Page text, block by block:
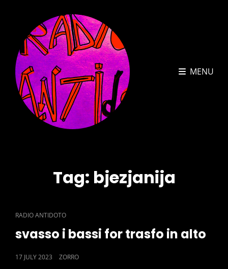
MENU
Tag: bjezjanija
CAT
RADIO ANTIDOTO
svasso i bassi for trasfo in alto
POSTED
17 JULY 2023 ZORRO